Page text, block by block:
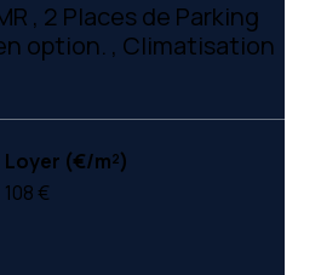
, 2 Places de Parking
option. , Climatisation
Loyer (€/m²)
108 €